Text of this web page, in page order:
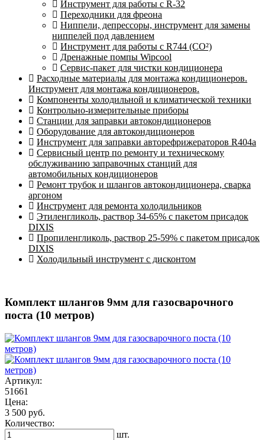
Инструмент для работы с R-32
Переходники для фреона
Ниппели, депрессоры, инструмент для замены
ниппелей под давлением
Инструмент для работы с R744 (CO²)
Дренажные помпы Wipcool
Сервис-пакет для чистки кондиционера
Расходные материалы для монтажа кондиционеров.
Инструмент для монтажа кондиционеров.
Компоненты холодильной и климатической техники
Контрольно-измерительные приборы
Станции для заправки автокондиционеров
Оборудование для автокондиционеров
Инструмент для заправки авторефрижераторов R404a
Сервисный центр по ремонту и техническому
обслуживанию заправочных станций для
автомобильных кондиционеров
Ремонт трубок и шлангов автокондиционера, сварка
аргоном
Инструмент для ремонта холодильников
Этиленгликоль, раствор 34-65% с пакетом присадок
DIXIS
Пропиленгликоль, раствор 25-59% с пакетом присадок
DIXIS
Холодильный инструмент с дисконтом
Комплект шлангов 9мм для газосварочного
поста (10 метров)
Артикул:
51661
Цена:
3 500 руб.
Количество:
шт.